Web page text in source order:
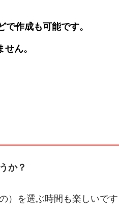
成も可能です。
ん。
か？
）を選ぶ時間も楽しいで